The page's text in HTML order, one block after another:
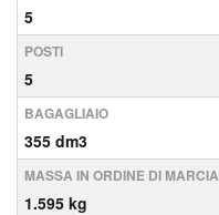
5
POSTI
5
BAGAGLIAIO
355 dm3
MASSA IN ORDINE DI MARCIA
1.595 kg